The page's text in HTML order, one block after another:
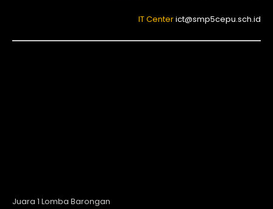
IT Centerict@smp5cepu.sch.id
Juara 1 Lomba Barongan